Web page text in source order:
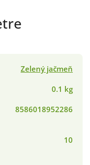
Zelený jačmeň
0.1 kg
8586018952286
10